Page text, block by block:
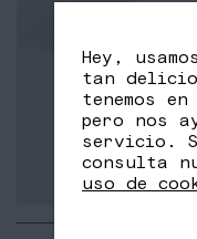
Hey,
tan
tenemos
pero nos
servicio.
consulta
uso de